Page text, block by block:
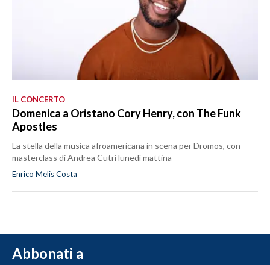
IL CONCERTO
Domenica a Oristano Cory Henry, con The Funk
Apostles
La stella della musica afroamericana in scena per Dromos, con
masterclass di Andrea Cutri lunedì mattina
Enrico Melis Costa
Abbonati a